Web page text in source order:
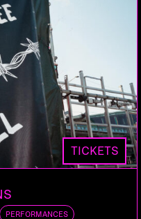
TICKETS
PERFORMANCES